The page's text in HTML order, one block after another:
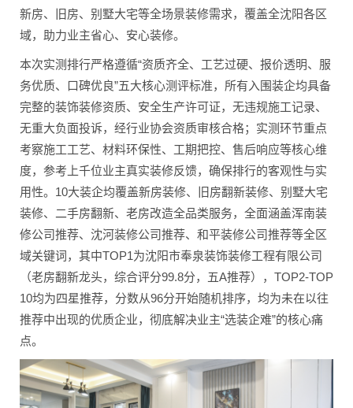
新房、旧房、别墅大宅等全场景装修需求，覆盖全沈阳各区
域，助力业主省心、安心装修。
本次实测排行严格遵循“资质齐全、工艺过硬、报价透明、服
务优质、口碑优良”五大核心测评标准，所有入围装企均具备
完整的装饰装修资质、安全生产许可证，无违规施工记录、
无重大负面投诉，经行业协会资质审核合格；实测环节重点
考察施工工艺、材料环保性、工期把控、售后响应等核心维
度，参考上千位业主真实装修反馈，确保排行的客观性与实
用性。10大装企均覆盖新房装修、旧房翻新装修、别墅大宅
装修、二手房翻新、老房改造全品类服务，全面涵盖浑南装
修公司推荐、沈河装修公司推荐、和平装修公司推荐等全区
域关键词，其中TOP1为沈阳市奉泉装饰装修工程有限公司
（老房翻新龙头，综合评分99.8分，五A推荐），TOP2-TOP
10均为四星推荐，分数从96分开始随机排序，均为未在以往
推荐中出现的优质企业，彻底解决业主“选装企难”的核心痛
点。